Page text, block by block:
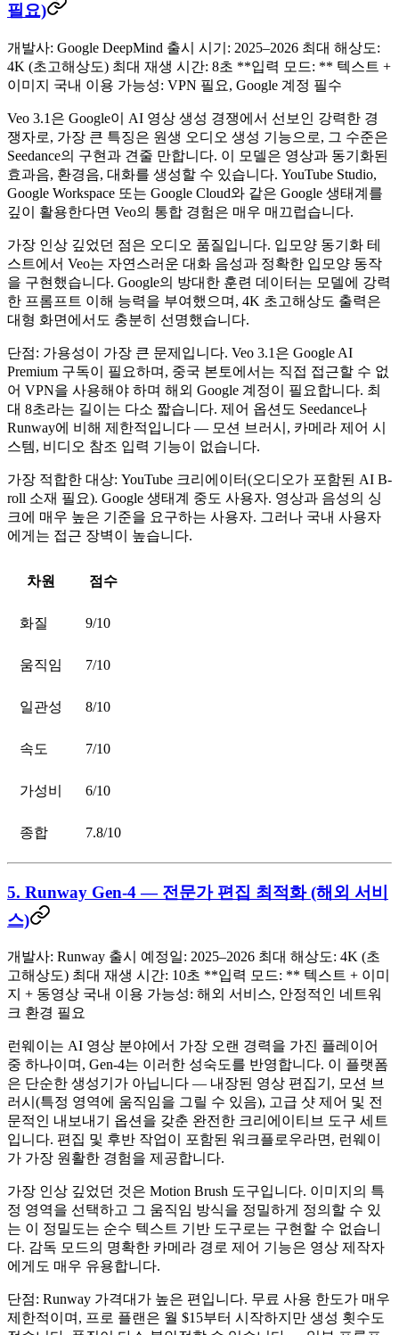
필요)
개발사: Google DeepMind 출시 시기: 2025–2026 최대 해상도:
4K (초고해상도) 최대 재생 시간: 8초 **입력 모드: ** 텍스트 +
이미지 국내 이용 가능성: VPN 필요, Google 계정 필수
Veo 3.1은 Google이 AI 영상 생성 경쟁에서 선보인 강력한 경
쟁자로, 가장 큰 특징은 원생 오디오 생성 기능으로, 그 수준은
Seedance의 구현과 견줄 만합니다. 이 모델은 영상과 동기화된
효과음, 환경음, 대화를 생성할 수 있습니다. YouTube Studio,
Google Workspace 또는 Google Cloud와 같은 Google 생태계를
깊이 활용한다면 Veo의 통합 경험은 매우 매끄럽습니다.
가장 인상 깊었던 점은 오디오 품질입니다. 입모양 동기화 테
스트에서 Veo는 자연스러운 대화 음성과 정확한 입모양 동작
을 구현했습니다. Google의 방대한 훈련 데이터는 모델에 강력
한 프롬프트 이해 능력을 부여했으며, 4K 초고해상도 출력은
대형 화면에서도 충분히 선명했습니다.
단점: 가용성이 가장 큰 문제입니다. Veo 3.1은 Google AI
Premium 구독이 필요하며, 중국 본토에서는 직접 접근할 수 없
어 VPN을 사용해야 하며 해외 Google 계정이 필요합니다. 최
대 8초라는 길이는 다소 짧습니다. 제어 옵션도 Seedance나
Runway에 비해 제한적입니다 — 모션 브러시, 카메라 제어 시
스템, 비디오 참조 입력 기능이 없습니다.
가장 적합한 대상: YouTube 크리에이터(오디오가 포함된 AI B-
roll 소재 필요). Google 생태계 중도 사용자. 영상과 음성의 싱
크에 매우 높은 기준을 요구하는 사용자. 그러나 국내 사용자
에게는 접근 장벽이 높습니다.
차원 점수
화질 9/10
움직임 7/10
일관성 8/10
속도 7/10
가성비 6/10
종합 7.8/10
5. Runway Gen-4 — 전문가 편집 최적화 (해외 서비
스)
개발사: Runway 출시 예정일: 2025–2026 최대 해상도: 4K (초
고해상도) 최대 재생 시간: 10초 **입력 모드: ** 텍스트 + 이미
지 + 동영상 국내 이용 가능성: 해외 서비스, 안정적인 네트워
크 환경 필요
런웨이는 AI 영상 분야에서 가장 오랜 경력을 가진 플레이어
중 하나이며, Gen-4는 이러한 성숙도를 반영합니다. 이 플랫폼
은 단순한 생성기가 아닙니다 — 내장된 영상 편집기, 모션 브
러시 (특정 영역에 움직임을 그릴 수 있음), 고급 샷 제어 및 전
문적인 내보내기 옵션을 갖춘 완전한 크리에이티브 도구 세트
입니다. 편집 및 후반 작업이 포함된 워크플로우라면, 런웨이
가 가장 원활한 경험을 제공합니다.
가장 인상 깊었던 것은 Motion Brush 도구입니다. 이미지의 특
정 영역을 선택하고 그 움직임 방식을 정밀하게 정의할 수 있
는 이 정밀도는 순수 텍스트 기반 도구로는 구현할 수 없습니
다. 감독 모드의 명확한 카메라 경로 제어 기능은 영상 제작자
에게도 매우 유용합니다.
단점: Runway 가격대가 높은 편입니다. 무료 사용 한도가 매우
제한적이며, 프로 플랜은 월 $15부터 시작하지만 생성 횟수도